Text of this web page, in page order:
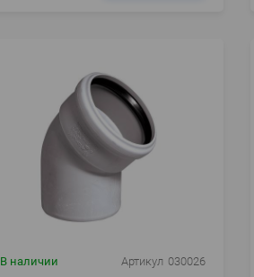
В наличии Артикул 030026